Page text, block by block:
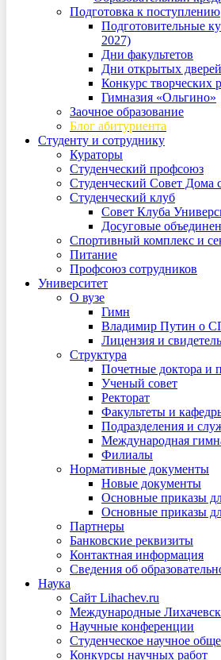
Подготовка к поступлению
Подготовительные
2027)
Дни факультетов
Дни открытых дверей
Конкурс творческих
Гимназия «Ольгино»
Заочное образование
Блог абитуриента
Студенту и сотруднику
Кураторы
Студенческий профсоюз
Студенческий Совет Дома
Студенческий клуб
Совет Клуба
Досуговые
Спортивный комплекс и
Питание
Профсоюз сотрудников
Университет
О вузе
Гимн
Владимир Путин о
Лицензия и
Структура
Почетные доктора и
Ученый совет
Ректорат
Факультеты и
Подразделения и
Международная
Филиалы
Нормативные документы
Новые документы
Основные приказы
Основные приказы
Партнеры
Банковские реквизиты
Контактная информация
Сведения об
Наука
Сайт Lihachev.ru
Международные
Научные конференции
Студенческое научное
Конкурсы научных работ